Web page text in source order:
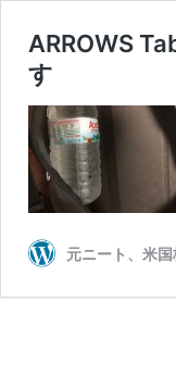
ARROWS
す
元ニート、米